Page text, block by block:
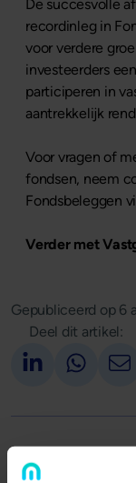
De succesvolle
recordinleg in
voor verdere
investeerders
participeren in
aantrekkelijk
Voor vragen of
fondsen, neem
Fondsbeleggen
Verder met
Gepubliceerd op 6
Deel dit artikel:
Deel op LinkedIn
Deel via